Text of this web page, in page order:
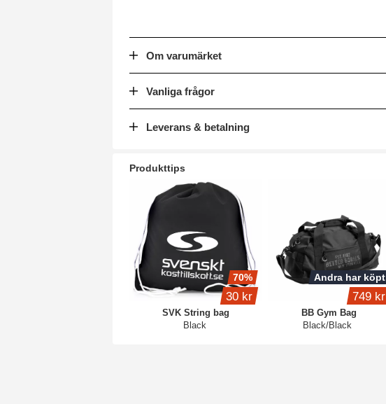
Om varumärket
Vanliga frågor
Leverans & betalning
Produkttips
SVK String bag
Black
70%
30 kr
BB Gym Bag
Black/Black
Andra har köpt
749 kr